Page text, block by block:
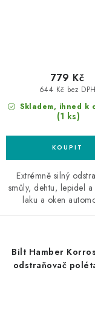
Skladem, ihned k
(1 ks)
644 Kč bez DPH
779 Kč
Extrémně silný
smůly, dehtu, lepidel
laku a oken
Bilt Hamber
odstraňovač